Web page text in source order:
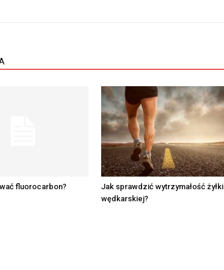
fluorocarbon?
Jak sprawdzić wytrzymałość żyłki
wędkarskiej?